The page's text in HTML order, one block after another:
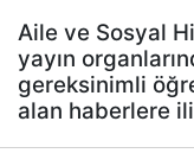
Aile ve Sosyal
yayın
gereksinimli
alan haberlere